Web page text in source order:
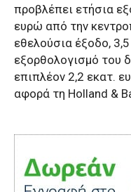
προβλέπει ετήσια
ευρώ από την
εθελούσια έξοδο,
εξορθολογισμό του
επιπλέον 2,2 εκατ.
αφορά τη Holland &